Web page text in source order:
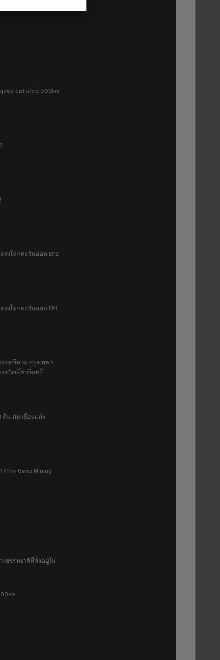
cat ultra 500km
ห่งโลกตะวันออก EP2
ห่งโลกตะวันออก EP1
เทศจีน ณ กรุงเทพฯ
งวัลเที่ยวจีนฟรี
คืน กับ เขื่อนแก่ง
Gems Mining
งธรรมชาติที่ตั้งอยู่ใน